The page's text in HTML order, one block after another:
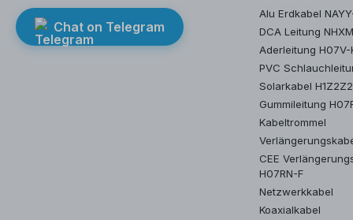
Chat on Telegram
Alu Erdkabel
DCA Leitung
Aderleitung H07V-
PVC
Solarkabel
Gummileitung
Kabeltrommel
CEE
H07RN-F
Netzwerkkabel
Koaxialkabel